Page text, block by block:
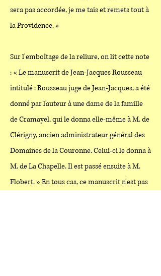
sera pas accordée, je me tais et remets tout à
la Providence. »
Sur l'emboîtage de la reliure, on lit cette note
: « Le manuscrit de Jean-Jacques Rousseau
intitulé : Rousseau juge de Jean-Jacques, a été
donné par l'auteur à une dame de la famille
de Cramayel, qui le donna elle-même à M. de
Clérigny, ancien administrateur général des
Domaines de la Couronne. Celui-ci le donna à
M. de La Chapelle. Il est passé ensuite à M.
Flobert. » En tous cas, ce manuscrit n'est pas